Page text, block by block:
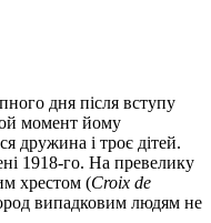
дня після вступу
момент йому
дружина і троє дітей.
1918-го. На превелику
хрестом (Croix de
випадковим людям не